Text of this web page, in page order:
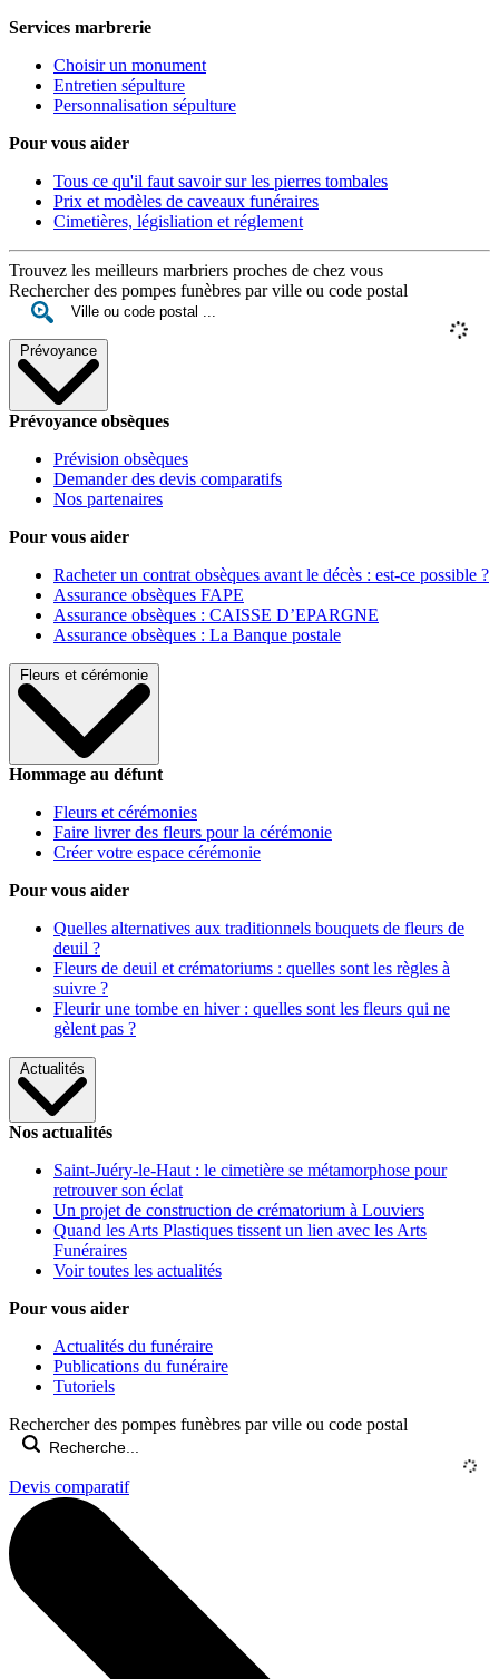
Services marbrerie
Choisir un monument
Entretien sépulture
Personnalisation sépulture
Pour vous aider
Tous ce qu'il faut savoir sur les pierres tombales
Prix et modèles de caveaux funéraires
Cimetières, législiation et réglement
Trouvez les meilleurs marbriers proches de chez vous
Rechercher des pompes funèbres par ville ou code postal
Prévoyance
Prévoyance obsèques
Prévision obsèques
Demander des devis comparatifs
Nos partenaires
Pour vous aider
Racheter un contrat obsèques avant le décès : est-ce possible ?
Assurance obsèques FAPE
Assurance obsèques : CAISSE D’EPARGNE
Assurance obsèques : La Banque postale
Fleurs et cérémonie
Hommage au défunt
Fleurs et cérémonies
Faire livrer des fleurs pour la cérémonie
Créer votre espace cérémonie
Pour vous aider
Quelles alternatives aux traditionnels bouquets de fleurs de
deuil ?
Fleurs de deuil et crématoriums : quelles sont les règles à
suivre ?
Fleurir une tombe en hiver : quelles sont les fleurs qui ne
gèlent pas ?
Actualités
Nos actualités
Saint-Juéry-le-Haut : le cimetière se métamorphose pour
retrouver son éclat
Un projet de construction de crématorium à Louviers
Quand les Arts Plastiques tissent un lien avec les Arts
Funéraires
Voir toutes les actualités
Pour vous aider
Actualités du funéraire
Publications du funéraire
Tutoriels
Rechercher des pompes funèbres par ville ou code postal
Devis comparatif